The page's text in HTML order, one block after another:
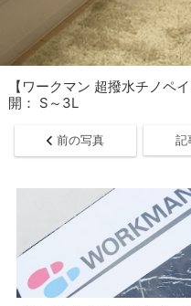
【ワークマン 超撥水チノペ
開： S～3L
前の写真 記